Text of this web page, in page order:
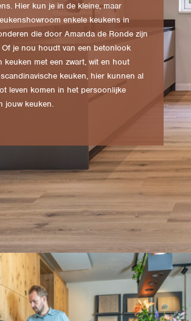
Hier kun je in de kleine, maar
enkele keukens in
die door Amanda de Ronde zijn
je nou houdt van een betonlook
keuken met een zwart, wit en hout
keuken, hier kunnen al
leven komen in het persoonlijke
jouw keuken.